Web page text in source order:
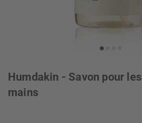
Humdakin - Savon pour les
mains